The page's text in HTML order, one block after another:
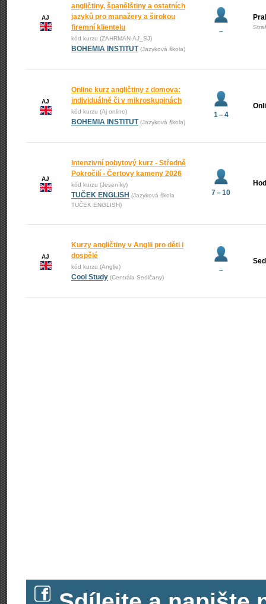
AJ
angličtiny, španělštiny a ostatních
jazyků pro manažery a širokou
firemní klientelu
kód kurzu (ZAHRMAN-AJ_SJ)
BOHEMIA INSTITUT (Jazyková škola)
–
AJ
Online kurz angličtiny z domova:
individuálně či v mikroskupinách
kód kurzu (Aj online)
BOHEMIA INSTITUT (Jazyková škola)
1 – 4
AJ
Intenzivní pobytový kurz - Středně
Pokročilí - Čertovy kameny 2026
kód kurzu (Jeseníky)
TUČEK ENGLISH (Jazyková škola
TUČEK ENGLISH)
7 – 10
AJ
Kurzy angličtiny v Anglii pro děti i
dospělé
kód kurzu (Anglie)
Cool Study (Centrála Sedlčany)
–